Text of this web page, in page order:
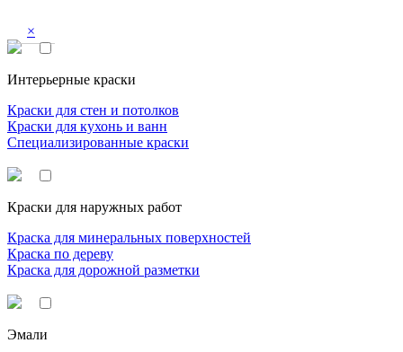
×
Интерьерные краски
Краски для стен и потолков
Краски для кухонь и ванн
Специализированные краски
Краски для наружных работ
Краска для минеральных поверхностей
Краска по дереву
Краска для дорожной разметки
Эмали